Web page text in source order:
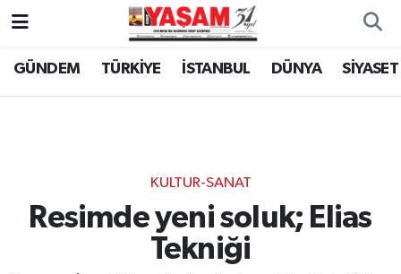
GÜNDEM TÜRKİYE İSTANBUL DÜNYA SİYASET
KULTUR-SANAT
Resimde yeni soluk; Elias
Tekniği